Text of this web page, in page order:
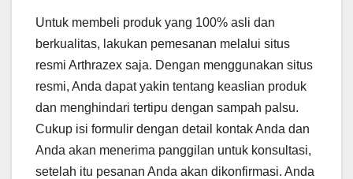
Untuk membeli produk yang 100% asli dan
berkualitas, lakukan pemesanan melalui situs
resmi Arthrazex saja. Dengan menggunakan situs
resmi, Anda dapat yakin tentang keaslian produk
dan menghindari tertipu dengan sampah palsu.
Cukup isi formulir dengan detail kontak Anda dan
Anda akan menerima panggilan untuk konsultasi,
setelah itu pesanan Anda akan dikonfirmasi. Anda